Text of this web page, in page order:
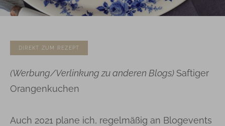
DIREKT ZUM REZEPT
(Werbung/Verlinkung zu anderen Blogs) Saftiger
Orangenkuchen
Auch 2021 plane ich, regelmäßig an Blogevents